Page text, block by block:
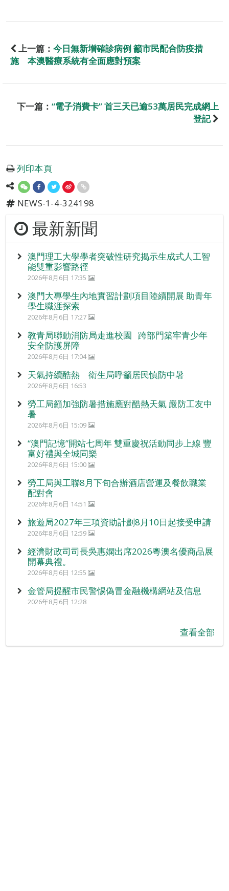
上一篇： 今日無新增確診病例 籲市民配合防疫措
施 本澳醫療系統有全面應對預案
下一篇： “電子消費卡” 首三天已逾53萬居民完成網上
登記
列印本頁
NEWS-1-4-324198
最新新聞
澳門理工大學學者突破性研究揭示生成式人工智
能雙重影響路徑
2026年8月6日 17:35
澳門大專學生內地實習計劃項目陸續開展 助青年
學生職涯探索
2026年8月6日 17:27
教青局聯動消防局走進校園 跨部門築牢青少年
安全防護屏障
2026年8月6日 17:04
天氣持續酷熱 衛生局呼籲居民慎防中暑
2026年8月6日 16:53
勞工局籲加強防暑措施應對酷熱天氣 嚴防工友中
暑
2026年8月6日 15:09
“澳門記憶”開站七周年 雙重慶祝活動同步上線 豐
富好禮與全城同樂
2026年8月6日 15:00
勞工局與工聯8月下旬合辦酒店營運及餐飲職業
配對會
2026年8月6日 14:51
旅遊局2027年三項資助計劃8月10日起接受申請
2026年8月6日 12:59
經濟財政司司長吳惠嫻出席2026粵澳名優商品展
開幕典禮。
2026年8月6日 12:55
金管局提醒市民警惕偽冒金融機構網站及信息
2026年8月6日 12:28
查看全部